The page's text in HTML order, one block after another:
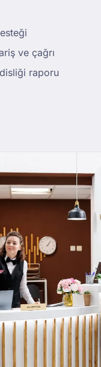
ve çağrı
raporu